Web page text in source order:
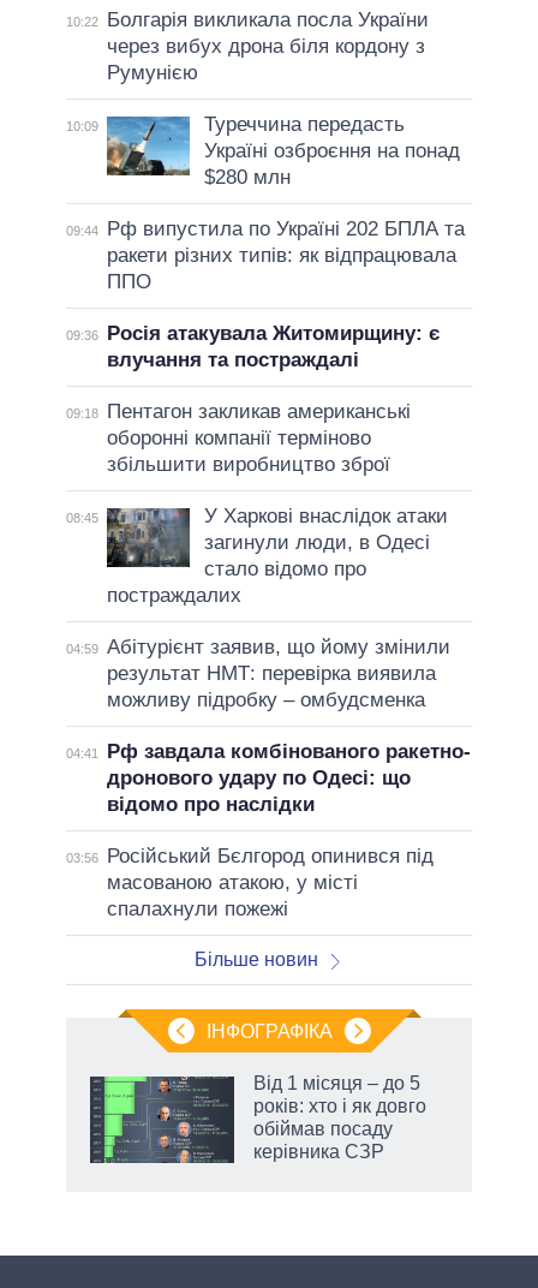
10:22
Болгарія викликала посла України
через вибух дрона біля кордону з
Румунією
10:09
Туреччина передасть
Україні озброєння на понад
$280 млн
09:44
Рф випустила по Україні 202 БПЛА та
ракети різних типів: як відпрацювала
ППО
09:36
Росія атакувала Житомирщину: є
влучання та постраждалі
09:18
Пентагон закликав американські
оборонні компанії терміново
збільшити виробництво зброї
08:45
У Харкові внаслідок атаки
загинули люди, в Одесі
стало відомо про
постраждалих
04:59 Абітурієнт заявив, що йому змінили
результат НМТ: перевірка виявила
можливу підробку – омбудсменка
04:41
Рф завдала комбінованого ракетно-
дронового удару по Одесі: що
відомо про наслідки
03:56
Російський Бєлгород опинився під
масованою атакою, у місті
спалахнули пожежі
Більше новин
ІНФОГРАФІКА
Від 1 місяця – до 5
років: хто і як довго
обіймав посаду
керівника СЗР